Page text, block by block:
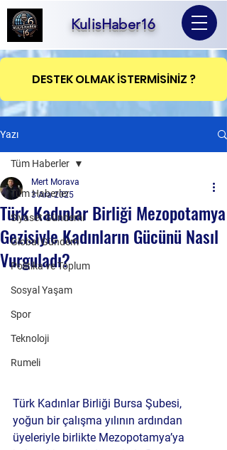
KulisHaber16
DESTEK OLMAK İSTERMİSİNİZ ?
Yazı
Tüm Haberler
Siyaset Gündemi
Global Gündem
Politika ve Toplum
Sosyal Yaşam
Spor
Teknoloji
Rumeli
Tüm Haberler
Türk Kadınlar Birliği Mezopotamya
Gezisiyle Kadınların Gücünü Nasıl
Vurguladı?
Mert Morava
3 Ara 2025
Türk Kadınlar Birliği Bursa Şubesi,
yoğun bir çalışma yılının ardından
üyeleriyle birlikte Mezopotamya’ya